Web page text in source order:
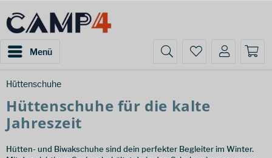
Menü
Hüttenschuhe
Hüttenschuhe für die kalte
Jahreszeit
Hütten- und Biwakschuhe sind dein perfekter Begleiter im Winter.